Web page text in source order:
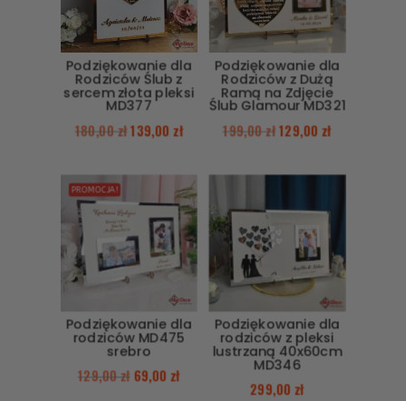
Podziękowanie dla
Rodziców Ślub z
sercem złota pleksi
MD377
180,00 zł139,00 zł
Podziękowanie dla
Rodziców z Dużą
Ramą na Zdjęcie
Ślub Glamour MD321
199,00 zł129,00 zł
PROMOCJA!
Podziękowanie dla
rodziców MD475
srebro
129,00zł 69,00 zł
Podziękowanie dla
rodziców z pleksi
lustrzaną 40x60cm
MD346
299,00 zł